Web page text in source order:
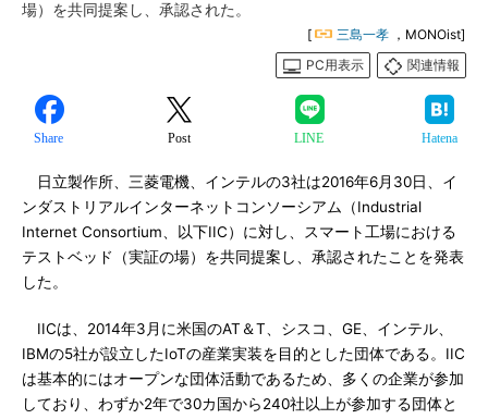
場）を共同提案し、承認された。
[ 三島一孝 ，MONOist]
PC用表示
関連情報
Share Post LINE Hatena
日立製作所、三菱電機、インテルの3社は2016年6月30日、イ
ンダストリアルインターネットコンソーシアム（Industrial
Internet Consortium、以下IIC）に対し、スマート工場における
テストベッド（実証の場）を共同提案し、承認されたことを発表
した。
IICは、2014年3月に米国のAT＆T、シスコ、GE、インテル、
IBMの5社が設立したIoTの産業実装を目的とした団体である。IIC
は基本的にはオープンな団体活動であるため、多くの企業が参加
しており、わずか2年で30カ国から240社以上が参加する団体と